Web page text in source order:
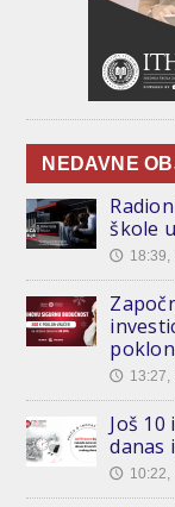
NEDAVNE
škole
🕔 18:39,
🕔 13:27,
Još
danas
🕔 10:22,